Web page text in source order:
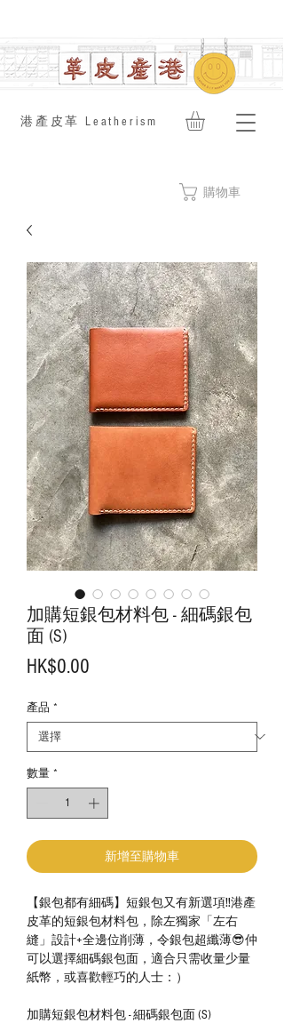
​港產皮革 Leatherism
購物車
加購短銀包材料包 - 細碼銀包
面 (S)
HK$0.00
產品 *
數量 *
新增至購物車
【銀包都有細碼】短銀包又有新選項‼️港產
皮革的短銀包材料包，除左獨家「左右
縫」設計+全邊位削薄，令銀包超纖薄😎仲
可以選擇細碼銀包面，適合只需收量少量
紙幣，或喜歡輕巧的人士：）
加購短銀包材料包 - 細碼銀包面 (S)